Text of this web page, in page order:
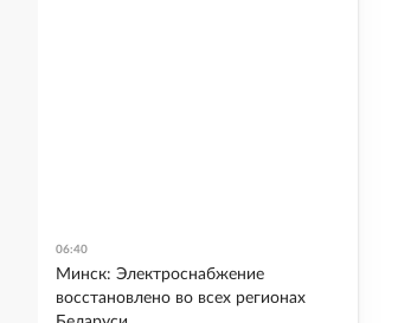
06:40
Минск: Электроснабжение
восстановлено во всех регионах